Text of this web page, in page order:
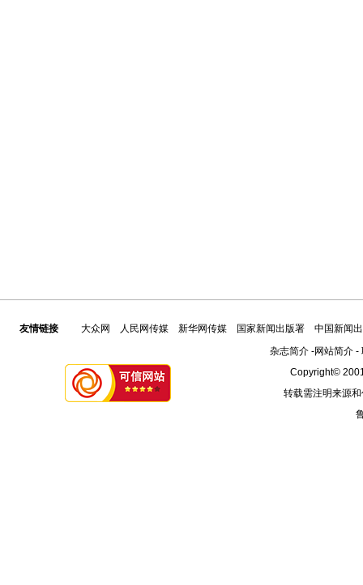
友情链接 大众网 人民网传媒 新华网传媒 国家新闻出版署
中国新闻
杂志简介-网站简介-
Copyright©
转载需注明来源